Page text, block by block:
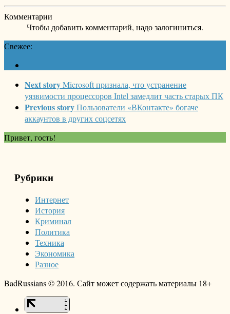
Комментарии
Чтобы добавить комментарий, надо залогиниться.
Свежее:
Next storyMicrosoft признала, что устранение
уязвимости процессоров Intel замедлит часть старых ПК
Previous storyПользователи «ВКонтакте» богаче
аккаунтов в других соцсетях
Привет, гость!
Рубрики
Интернет
История
Криминал
Политика
Техника
Экономика
Разное
BadRussians © 2016. Сайт может содержать материалы 18+